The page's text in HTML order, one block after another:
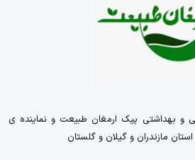
بهداشتی پیک ارمغان طبیعت و نماینده ی
مازندران و گیلان و گلستان